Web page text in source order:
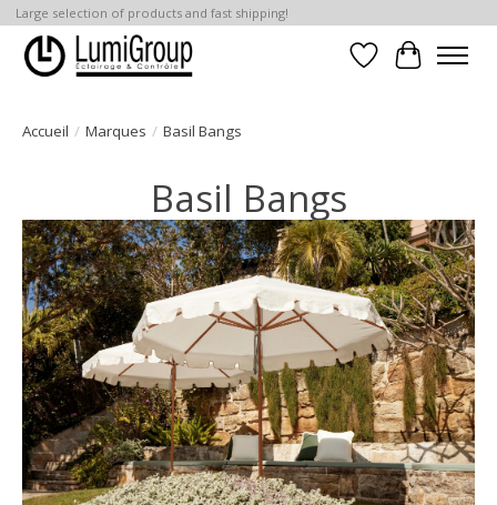
Large selection of products and fast shipping!
Liste dePanier
Accueil / Marques / Basil Bangs
Basil Bangs